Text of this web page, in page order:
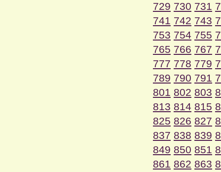
729 730 731
741 742 743
753 754 755
765 766 767
777 778 779
789 790 791
801 802 803
813 814 815
825 826 827
837 838 839
849 850 851
861 862 863